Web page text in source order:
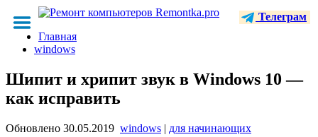
Телеграм
Главная
windows
Шипит и хрипит звук в Windows 10 —
как исправить
Обновлено 30.05.2019 windows | для начинающих